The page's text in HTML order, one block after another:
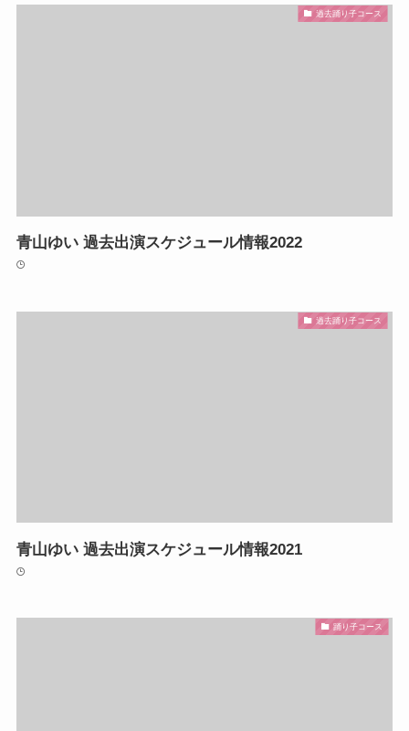
過去踊り子コース
青山ゆい 過去出演スケジュール情報2022
過去踊り子コース
青山ゆい 過去出演スケジュール情報2021
踊り子コース